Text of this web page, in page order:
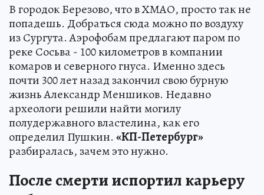
В городок Березово, что в ХМАО, просто так не
попадешь. Добраться сюда можно по воздуху
из Сургута. Аэрофобам предлагают паром по
реке Сосьва - 100 километров в компании
комаров и северного гнуса. Именно здесь
почти 300 лет назад закончил свою бурную
жизнь Александр Меншиков. Недавно
археологи решили найти могилу
полудержавного властелина, как его
определил Пушкин. «КП-Петербург»
разбиралась, зачем это нужно.
После смерти испортил карьеру